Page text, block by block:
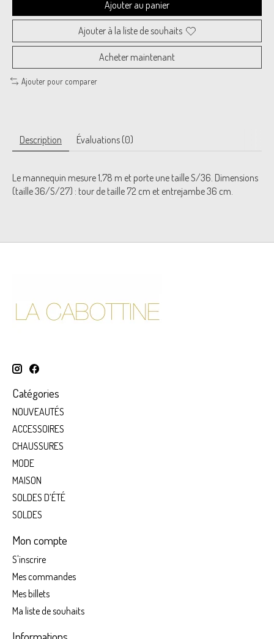
Ajouter au panier
Ajouter à la liste de souhaits
Acheter maintenant
Ajouter pour comparer
Description Évaluations (0)
Le mannequin mesure 1,78 m et porte une taille S/36. Dimensions
(taille 36/S/27) : tour de taille 72 cm et entrejambe 36 cm.
Catégories
NOUVEAUTÉS
ACCESSOIRES
CHAUSSURES
MODE
MAISON
SOLDES D’ÉTÉ
SOLDES
Mon compte
S'inscrire
Mes commandes
Mes billets
Ma liste de souhaits